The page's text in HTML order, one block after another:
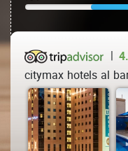
|
citymax hotels al